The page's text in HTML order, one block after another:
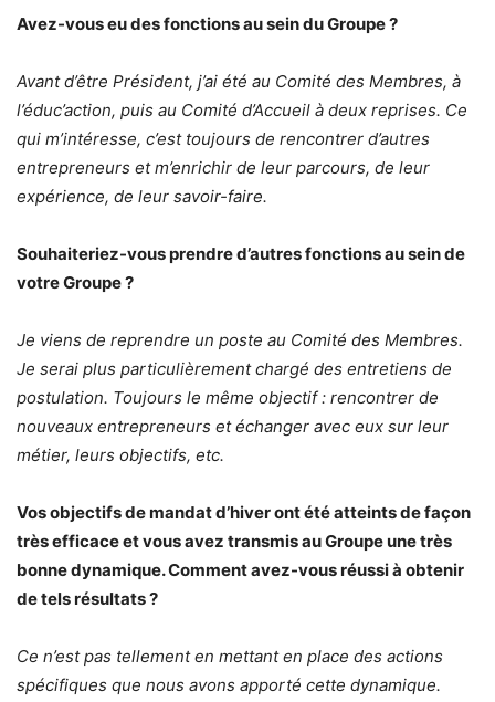
Avez-vous eu des fonctions au sein du Groupe ?
Avant d’être Président, j’ai été au Comité des Membres, à
l’éduc’action, puis au Comité d’Accueil à deux reprises. Ce
qui m’intéresse, c’est toujours de rencontrer d’autres
entrepreneurs et m’enrichir de leur parcours, de leur
expérience, de leur savoir-faire.
Souhaiteriez-vous prendre d’autres fonctions au sein de
votre Groupe ?
Je viens de reprendre un poste au Comité des Membres.
Je serai plus particulièrement chargé des entretiens de
postulation. Toujours le même objectif : rencontrer de
nouveaux entrepreneurs et échanger avec eux sur leur
métier, leurs objectifs, etc.
Vos objectifs de mandat d’hiver ont été atteints de façon
très efficace et vous avez transmis au Groupe une très
bonne dynamique. Comment avez-vous réussi à obtenir
de tels résultats ?
Ce n’est pas tellement en mettant en place des actions
spécifiques que nous avons apporté cette dynamique.